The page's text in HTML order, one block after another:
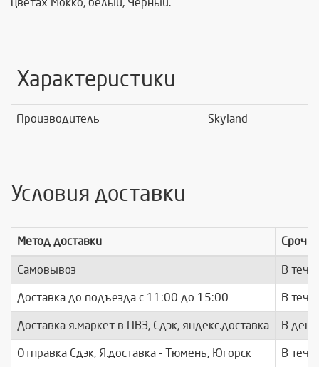
Характеристики
Производитель Skyland
Условия доставки
Метод доставки
Самовывоз В
Доставка до подъезда c 11:00 до 15:00 В
Доставка я.маркет в ПВЗ, Сдэк, яндекс.доставка В день
Отправка Сдэк, Я.доставка - Тюмень, Югорск В